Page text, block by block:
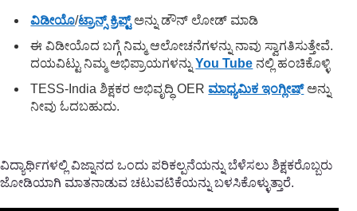
ವಿಡೀಯೊ/ಟ್ರಾನ್ಸ್ ಕ್ರಿಪ್ಟ್ಅನ್ನು ಡೌನ್ ಲೋಡ್ ಮಾಡಿ
ಈ ವಿಡೀಯೊದ ಬಗ್ಗೆ ನಿಮ್ಮ ಆಲೋಚನೆಗಳನ್ನು ನಾವು ಸ್ವಾಗತಿಸುತ್ತೇವೆ.
ದಯವಿಟ್ಟು ನಿಮ್ಮ ಅಭಿಪ್ರಾಯಗಳನ್ನುYou Tube ನಲ್ಲಿ ಹಂಚಿಕೊಳ್ಳಿ
TESS-India ಶಿಕ್ಷಕರ ಅಭಿವೃದ್ಧಿ OER ಮಾಧ್ಯಮಿಕ ಇಂಗ್ಲೀಷ್ಅನ್ನು
ನೀವು ಓದಬಹುದು.
ವಿದ್ಯಾರ್ಥಿಗಳಲ್ಲಿ ವಿಜ್ನಾನದ ಒಂದು ಪರಿಕಲ್ಪನೆಯನ್ನು ಬೆಳೆಸಲು ಶಿಕ್ಷಕರೊಬ್ಬರು
ಜೋಡಿಯಾಗಿ ಮಾತನಾಡುವ ಚಟುವಟಿಕೆಯನ್ನು ಬಳಸಿಕೊಳ್ಳುತ್ತಾರೆ.